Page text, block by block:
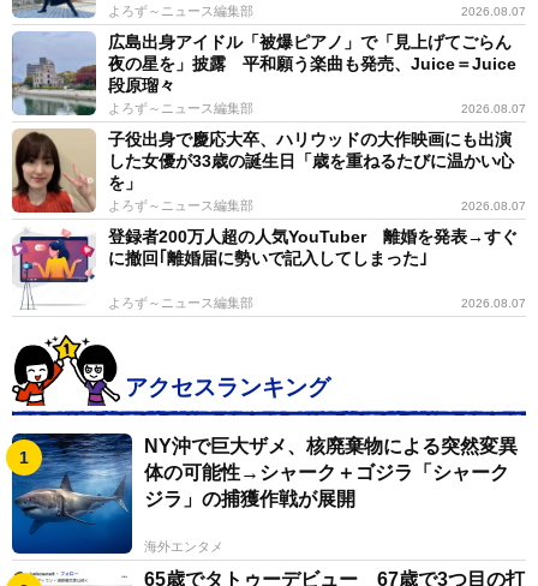
懸念も吐露。「松戸市さんとのコラボとかがやりにくく
なるとしたら残念です」とし、議連に対しては「争う形
ではなく、なんとか違う形で解決していけないかと考え
ています」と話した。
よろず～ニュース編集部 2026.08.07
広島出身アイドル「被爆ピアノ」で「見上げてごらん
夜の星を」披露 平和願う楽曲も発売、Juice＝Juice
段原瑠々
よろず～ニュース編集部 2026.08.07
子役出身で慶応大卒、ハリウッドの大作映画にも出演
した女優が33歳の誕生日「歳を重ねるたびに温かい心
を」
よろず～ニュース編集部 2026.08.07
登録者200万人超の人気YouTuber 離婚を発表→すぐ
に撤回｢離婚届に勢いで記入してしまった｣
よろず～ニュース編集部 2026.08.07
アクセスランキング
NY沖で巨大ザメ、核廃棄物による突然変異
体の可能性→シャーク＋ゴジラ「シャーク
ジラ」の捕獲作戦が展開
海外エンタメ
65歳でタトゥーデビュー 67歳で3つ目の打